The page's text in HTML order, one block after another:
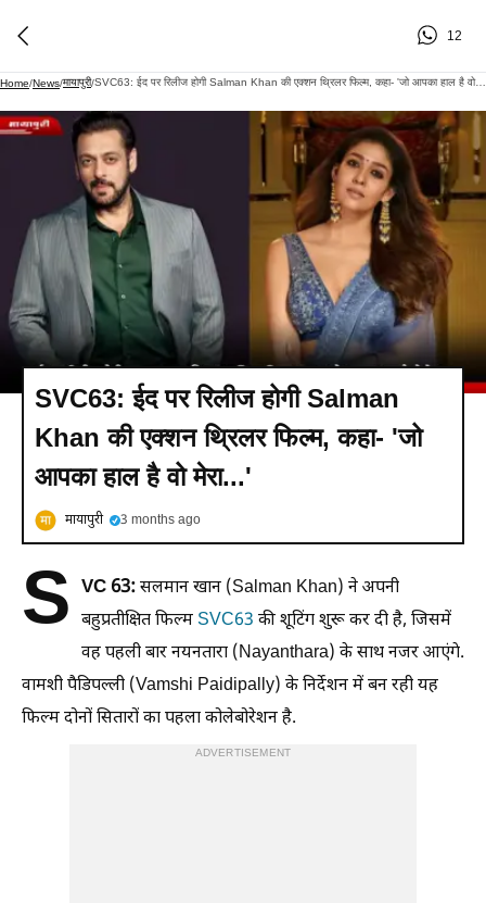
12
Home/News/मायापुरी/ SVC63: ईद पर रिलीज होगी Salman Khan की एक्शन थ्रिलर फिल्म, कहा- 'जो आपका हाल है वो मेरा...'
SVC63: ईद पर रिलीज होगी Salman
Khan की एक्शन थ्रिलर फिल्म, कहा- 'जो
आपका हाल है वो मेरा...'
मायापुरी 3 months ago
S VC 63:सलमान खान (Salman Khan) ने अपनी
बहुप्रतीक्षित फिल्म SVC63 की शूटिंग शुरू कर दी है, जिसमें
वह पहली बार नयनतारा (Nayanthara) के साथ नजर आएंगे.
वामशी पैडिपल्ली (Vamshi Paidipally) के निर्देशन में बन रही यह
फिल्म दोनों सितारों का पहला कोलेबोरेशन है.
ADVERTISEMENT